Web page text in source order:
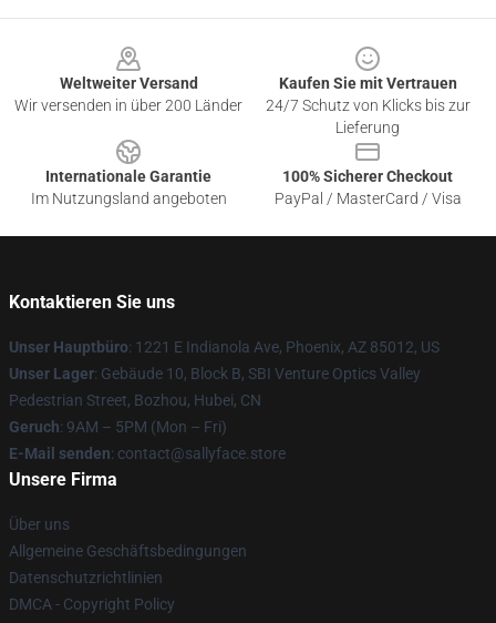
Weltweiter Versand
Wir versenden in über 200 Länder
Kaufen Sie mit Vertrauen
24/7 Schutz von Klicks bis zur
Lieferung
Internationale Garantie
Im Nutzungsland angeboten
100% Sicherer Checkout
PayPal / MasterCard / Visa
Kontaktieren Sie uns
Unser Hauptbüro: 1221 E Indianola Ave, Phoenix, AZ 85012, US
Unser Lager: Gebäude 10, Block B, SBI Venture Optics Valley
Pedestrian Street, Bozhou, Hubei, CN
Geruch: 9AM – 5PM (Mon – Fri)
E-Mail senden: contact@sallyface.store
Unsere Firma
Über uns
Allgemeine Geschäftsbedingungen
Datenschutzrichtlinien
DMCA - Copyright Policy